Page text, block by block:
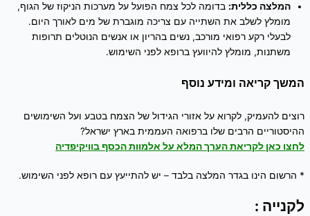
המלצה כללית: בדומה לכל צמח הפועל על מערכות הניקוז של הגוף,
מומלץ לשלב את השתייה עם צריכה מוגברת של מים לאורך היום.
לבעלי רקע רפואי מורכב, נשים בהריון או אנשים הנוטלים תרופות
משתנות, מומלץ להיוועץ ברופא לפני השימוש.
המשך קריאה ומידע נוסף
רוצים להעמיק, לקרוא על אזורי הגידול של הצמח בטבע ועל השימושים
ההיסטוריים הרבים שלו ברפואה העממית בארץ ישראל?
לחצו כאן לקריאת הערך המלא על אלמוות הכסף בוויקיפדיה
* הרשום הינו בגדר המלצה בלבד – יש להתייעץ עם רופא לפני השימוש.
לקנייה :